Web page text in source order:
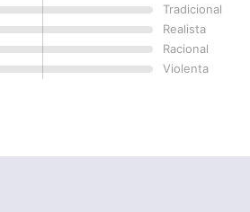
Tradicional
Realista
Racional
Violenta